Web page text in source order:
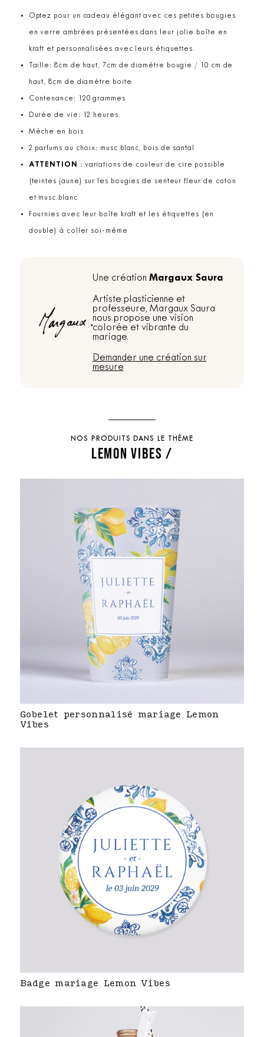
Optez pour un cadeau élégant avec ces petites bougies
en verre ambrées présentées dans leur jolie boîte en
kraft et personnalisées avec leurs étiquettes.
Taille: 8cm de haut, 7cm de diamètre bougie / 10 cm de
haut, 8cm de diamètre boite
Contenance: 120 grammes
Durée de vie: 12 heures
Mèche en bois
2 parfums au choix: musc blanc, bois de santal
ATTENTION : variations de couleur de cire possible
(teintes jaune) sur les bougies de senteur fleur de coton
et musc blanc
Fournies avec leur boîte kraft et les étiquettes (en
double) à coller soi-même
Une création Margaux Saura
Artiste plasticienne et
professeure, Margaux Saura
nous propose une vision
colorée et vibrante du
mariage.
Demander une création sur
mesure
NOS PRODUITS DANS LE THÈME
LEMON VIBES /
Gobelet personnalisé mariage Lemon
Vibes
Badge mariage Lemon Vibes